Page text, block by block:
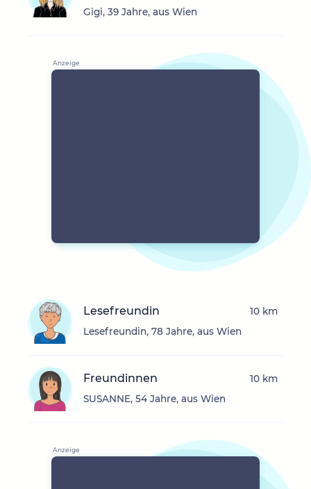
Gigi, 39 Jahre, aus Wien
Lesefreundin
Lesefreundin, 78 Jahre, aus Wien
10 km
Freundinnen
SUSANNE, 54 Jahre, aus Wien
10 km